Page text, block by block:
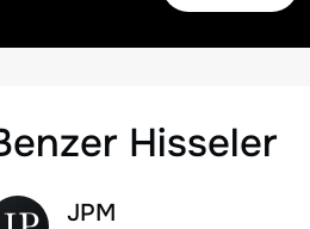
Hisseler
JPM